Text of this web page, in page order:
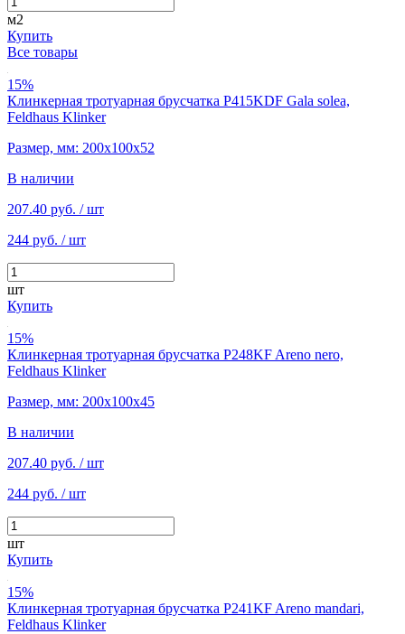
м2
Купить
Все товары
15%
Клинкерная тротуарная брусчатка P415KDF Gala solea,
Feldhaus Klinker
Размер, мм: 200х100х52
В наличии
207.40 руб. / шт
244 руб. / шт
шт
Купить
15%
Клинкерная тротуарная брусчатка P248KF Areno nero,
Feldhaus Klinker
Размер, мм: 200х100х45
В наличии
207.40 руб. / шт
244 руб. / шт
шт
Купить
15%
Клинкерная тротуарная брусчатка P241KF Areno mandari,
Feldhaus Klinker